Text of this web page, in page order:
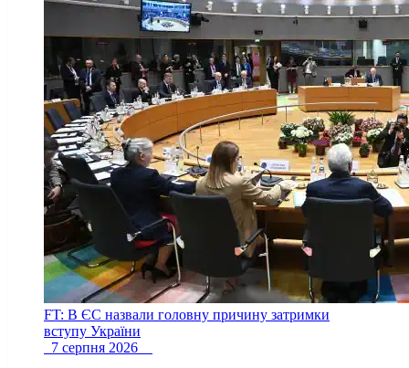
FT: В ЄС назвали головну причину затримки
вступу України
7 серпня 2026